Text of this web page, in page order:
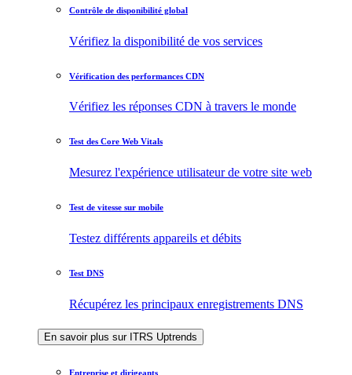
Contrôle de disponibilité global
Vérifiez la disponibilité de vos services
Vérification des performances CDN
Vérifiez les réponses CDN à travers le monde
Test des Core Web Vitals
Mesurez l'expérience utilisateur de votre site web
Test de vitesse sur mobile
Testez différents appareils et débits
Test DNS
Récupérez les principaux enregistrements DNS
En savoir plus sur ITRS Uptrends
Entreprise et dirigeants